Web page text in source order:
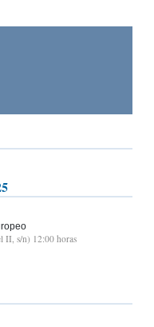
II, s/n) 12:00 horas